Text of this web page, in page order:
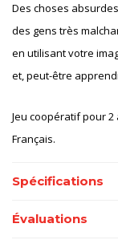
Des choses
des gens très
en utilisant votre
et, peut-être
Jeu coopératif pour 2
Français.
Spécifications
Évaluations